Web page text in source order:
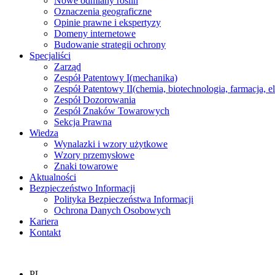
Oznaczenia geograficzne
Opinie prawne i ekspertyzy
Domeny internetowe
Budowanie strategii ochrony
Specjaliści
Zarząd
Zespół Patentowy I(mechanika)
Zespół Patentowy II(chemia, biotechnologia, farmacja,
Zespół Dozorowania
Zespół Znaków Towarowych
Sekcja Prawna
Wiedza
Wynalazki i wzory użytkowe
Wzory przemysłowe
Znaki towarowe
Aktualności
Bezpieczeństwo Informacji
Polityka Bezpieczeństwa Informacji
Ochrona Danych Osobowych
Kariera
Kontakt